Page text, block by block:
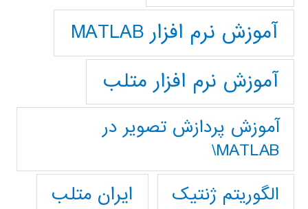
آموزش نرم افزار MATLAB
آموزش نرم افزار متلب
آموزش پردازش تصوير در
MATLAB\
الگوریتم ژنتیک
ایران متلب